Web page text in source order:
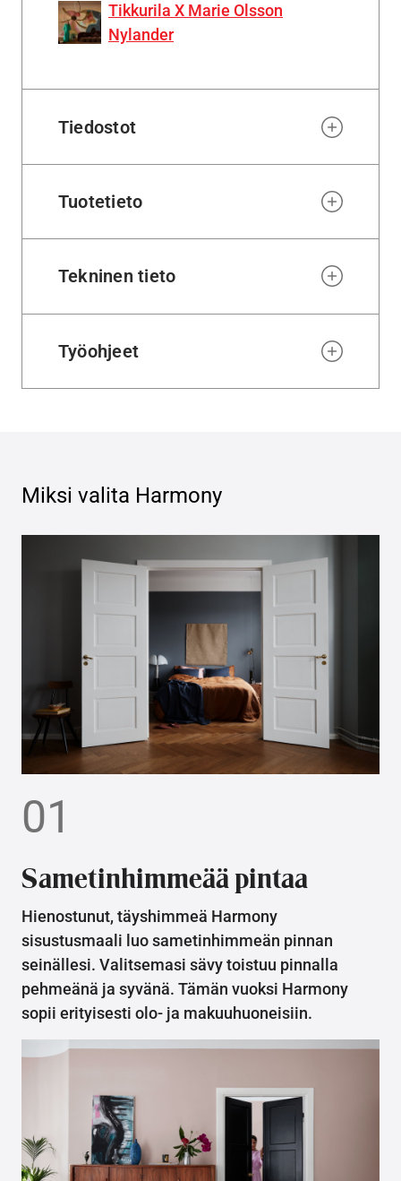
Tikkurila X Marie Olsson
Nylander
Tiedostot
Tuotetieto
Tekninen tieto
Työohjeet
Miksi valita Harmony
01
Sametinhimmeää pintaa
Hienostunut, täyshimmeä Harmony
sisustusmaali luo sametinhimmeän pinnan
seinällesi. Valitsemasi sävy toistuu pinnalla
pehmeänä ja syvänä. Tämän vuoksi Harmony
sopii erityisesti olo- ja makuuhuoneisiin.